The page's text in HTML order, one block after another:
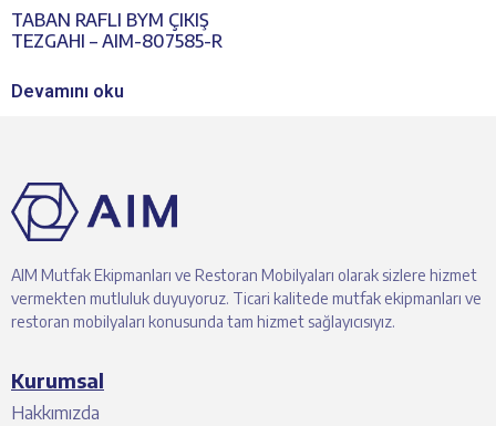
TABAN RAFLI BYM ÇIKIŞ
TEZGAHI – AIM-807585-R
Devamını oku
AIM Mutfak Ekipmanları ve Restoran Mobilyaları olarak sizlere hizmet
vermekten mutluluk duyuyoruz. Ticari kalitede mutfak ekipmanları ve
restoran mobilyaları konusunda tam hizmet sağlayıcısıyız.
Kurumsal
Hakkımızda